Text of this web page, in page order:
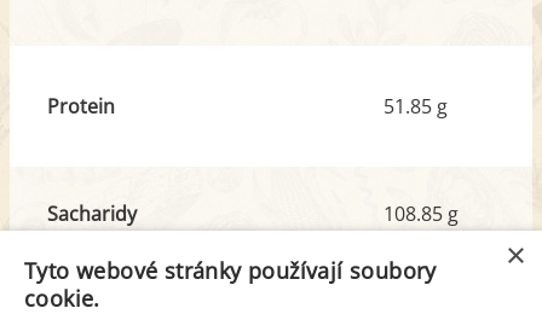
Protein 51.85 g
Sacharidy
z toho cukr
108.85 g
4.25 g
×
Tyto webové stránky používají soubory
cookie.